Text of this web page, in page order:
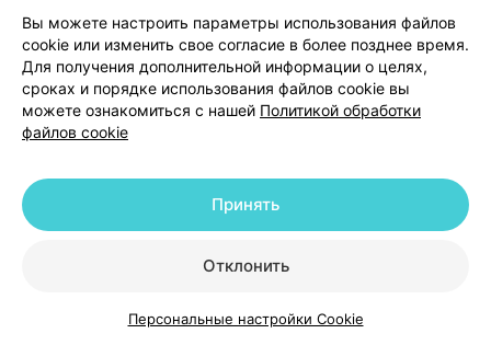
КаталогКорзинаИзбранноеПрофиль
Способы оплаты
Вакансии
Партнеры
Написать руководителю 103.by
Написать в поддержку
Персональные настройки Cookie
© 2026 ООО «Артокс Лаб», УНП 191700409 | 220012, Республика Беларусь,
+375 291212755
Вы можете настроить параметры использования файлов
cookie или изменить свое согласие в более позднее время.
Для получения дополнительной информации о целях,
сроках и порядке использования файлов cookie вы
можете ознакомиться с нашей Политикой обработки
файлов cookie
Отклонить
Принять
Персональные настройки Cookie